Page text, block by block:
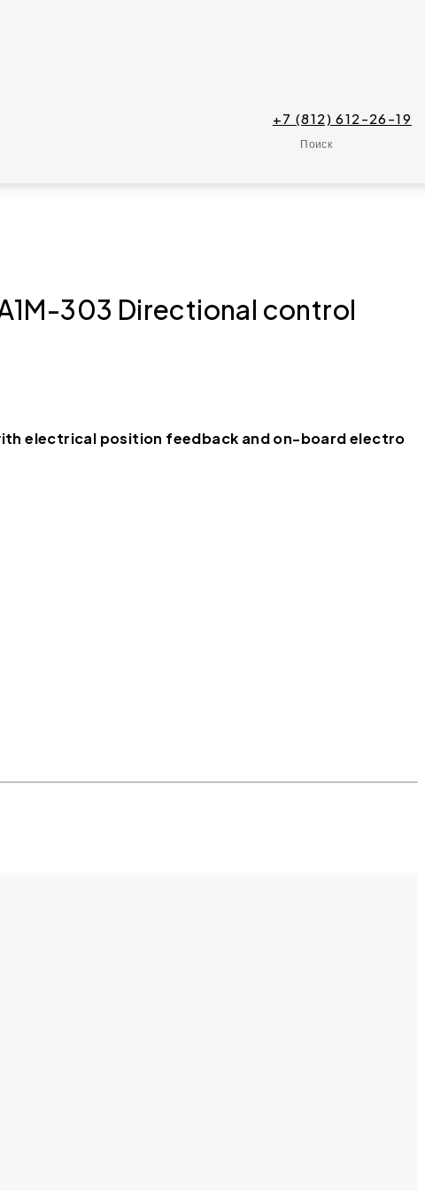
+7 (812) 612-26-19
Поиск
303 Directional control
electrical position feedback and on-board electro